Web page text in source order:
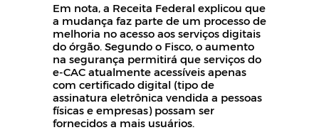
Em nota, a Receita Federal explicou que
a mudança faz parte de um processo de
melhoria no acesso aos serviços digitais
do órgão. Segundo o Fisco, o aumento
na segurança permitirá que serviços do
e-CAC atualmente acessíveis apenas
com certificado digital (tipo de
assinatura eletrônica vendida a pessoas
físicas e empresas) possam ser
fornecidos a mais usuários.